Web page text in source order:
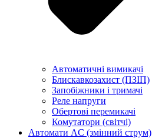
Автоматичні вимикачі
Блискавкозахист (ПЗІП)
Запобіжники і тримачі
Реле напруги
Обертові перемикачі
Комутатори (світчі)
Автомати AC (змінний струм)